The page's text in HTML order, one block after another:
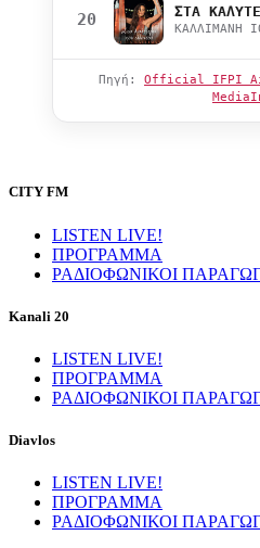
20 ΚΑΛΛΙΜΑΝΗ
Πηγή: Official IFPI
CITY FM
LISTEN LIVE!
ΠΡΟΓΡΑΜΜΑ
ΡΑΔΙΟΦΩΝΙΚΟΙ
Kanali 20
LISTEN LIVE!
ΠΡΟΓΡΑΜΜΑ
ΡΑΔΙΟΦΩΝΙΚΟΙ
Diavlos
LISTEN LIVE!
ΠΡΟΓΡΑΜΜΑ
ΡΑΔΙΟΦΩΝΙΚΟΙ